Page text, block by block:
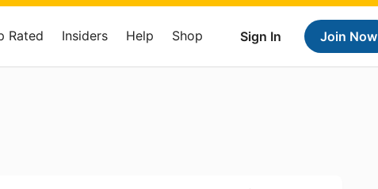
Sign In Join Now
Rated Insiders Help Shop